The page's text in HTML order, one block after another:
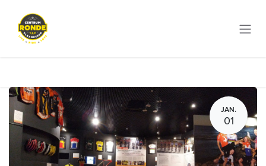
JAN.
01